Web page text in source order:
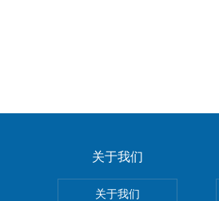
关于我们
关于我们